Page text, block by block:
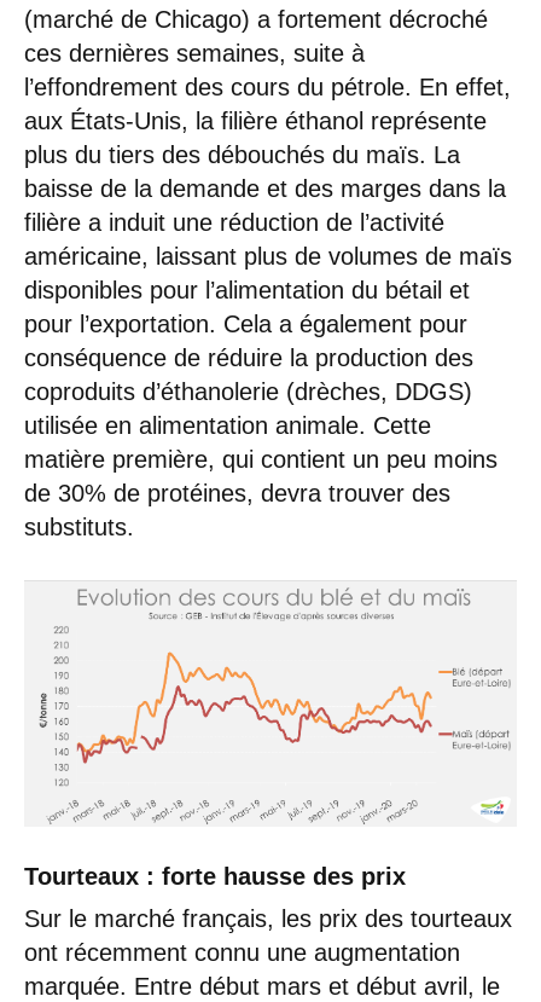
(marché de Chicago) a fortement décroché
ces dernières semaines, suite à
l’effondrement des cours du pétrole. En effet,
aux États-Unis, la filière éthanol représente
plus du tiers des débouchés du maïs. La
baisse de la demande et des marges dans la
filière a induit une réduction de l’activité
américaine, laissant plus de volumes de maïs
disponibles pour l’alimentation du bétail et
pour l’exportation. Cela a également pour
conséquence de réduire la production des
coproduits d’éthanolerie (drèches, DDGS)
utilisée en alimentation animale. Cette
matière première, qui contient un peu moins
de 30% de protéines, devra trouver des
substituts.
Tourteaux : forte hausse des prix
Sur le marché français, les prix des tourteaux
ont récemment connu une augmentation
marquée. Entre début mars et début avril, le